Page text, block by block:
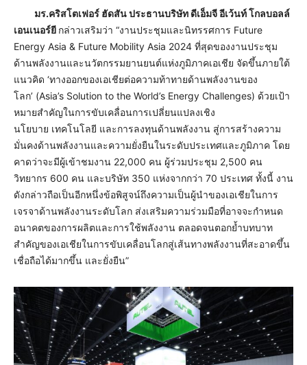
มร.คริสโตเฟอร์ ฮัดสัน ประธานบริษัท ดีเอ็มจี อีเว้นท์ โกลบอลล์
เอนเนอร์ยี กล่าวเสริมว่า “งานประชุมและนิทรรศการ Future
Energy Asia & Future Mobility Asia 2024 ที่สุดของงานประชุม
ด้านพลังงานและนวัตกรรมยานยนต์แห่งภูมิภาคเอเชีย จัดขึ้นภายใต้
แนวคิด ‘ทางออกของเอเชียต่อความท้าทายด้านพลังงานของ
โลก’ (Asia’s Solution to the World’s Energy Challenges) ด้วยเป้า
หมายสำคัญในการขับเคลื่อนการเปลี่ยนแปลงเชิง
นโยบาย เทคโนโลยี และการลงทุนด้านพลังงาน สู่การสร้างความ
มั่นคงด้านพลังงานและความยั่งยืนในระดับประเทศและภูมิภาค โดย
คาดว่าจะมีผู้เข้าชมงาน 22,000 คน ผู้ร่วมประชุม 2,500 คน
วิทยากร 600 คน และบริษัท 350 แห่งจากกว่า 70 ประเทศ ทั้งนี้ งาน
ดังกล่าวถือเป็นอีกหนึ่งข้อพิสูจน์ถึงความเป็นผู้นำของเอเชียในการ
เจรจาด้านพลังงานระดับโลก ส่งเสริมความร่วมมือที่อาจจะกำหนด
อนาคตของการผลิตและการใช้พลังงาน ตลอดจนตอกย้ำบทบาท
สำคัญของเอเชียในการขับเคลื่อนโลกสู่เส้นทางพลังงานที่สะอาดขึ้น
เชื่อถือได้มากขึ้น และยั่งยืน”